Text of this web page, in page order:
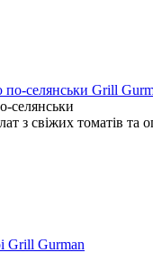
селянськи
з свіжих томатів та